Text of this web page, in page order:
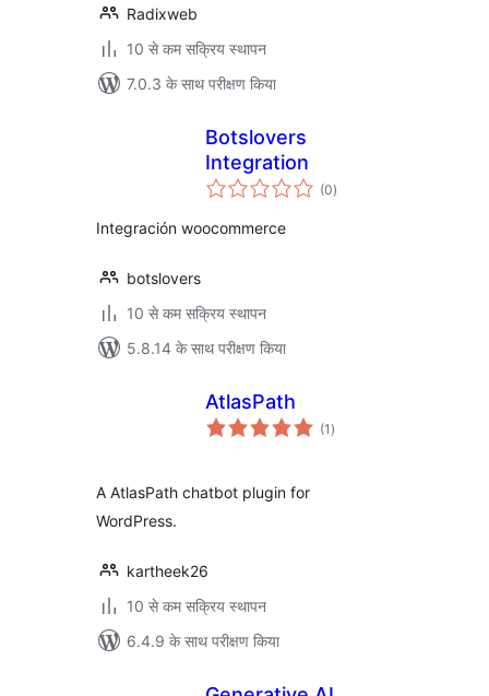
Radixweb
10 से कम सक्रिय स्थापन
7.0.3 के साथ परीक्षण किया
Botslovers
Integration
(0कुल
दर)
Integración woocommerce
botslovers
10 से कम सक्रिय स्थापन
5.8.14 के साथ परीक्षण किया
AtlasPath
(1 कुल
दर)
A AtlasPath chatbot plugin for
WordPress.
kartheek26
10 से कम सक्रिय स्थापन
6.4.9 के साथ परीक्षण किया